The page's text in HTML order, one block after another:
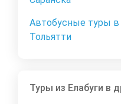
Автобусные туры в
Тольятти
Туры из Елабуги в